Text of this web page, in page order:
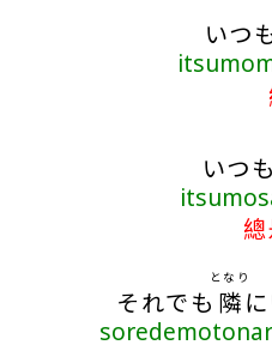
いつ
いつも
それでも 隣
となり